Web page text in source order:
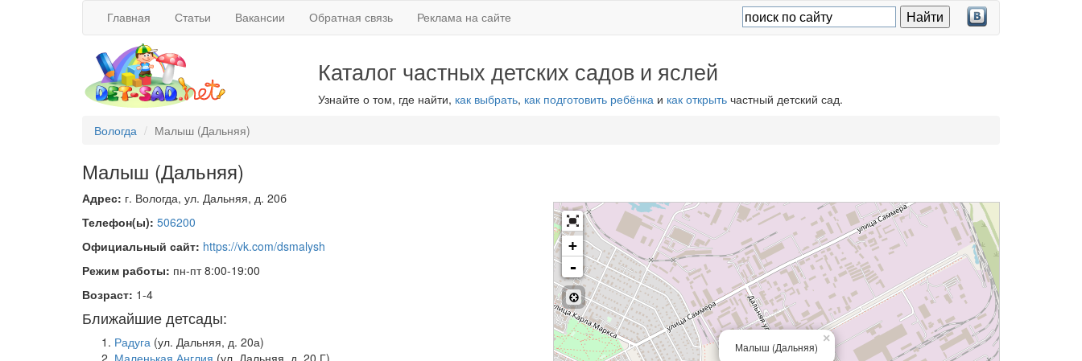
Главная Статьи Вакансии Обратная связь Реклама на сайте
Каталог частных детских садов и яслей
Узнайте о том, где найти, как выбрать, как подготовить ребёнкаи как открытьчастный детский сад.
Вологда
Малыш (Дальняя)
Малыш (Дальняя)
Адрес: г. Вологда, ул. Дальняя, д. 20б
Телефон(ы): 506200
Официальный сайт: https://vk.com/dsmalysh
Режим работы: пн-пт 8:00-19:00
Возраст: 1-4
Ближайшие детсады:
Радуга (ул. Дальняя, д. 20а)
Маленькая Англия (ул. Дальняя, д. 20 Г)
×
Малыш (Дальняя)
+
-